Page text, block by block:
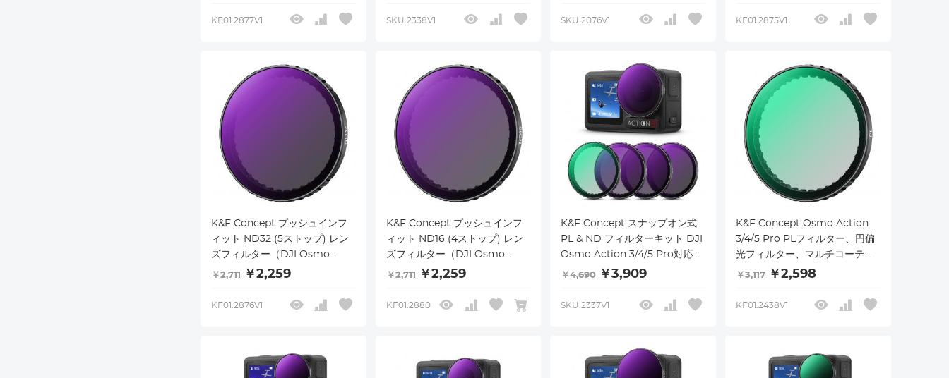
ー（DJI Osmo Action 4
KF01.2877V1
ルデンシティフィルター Osmo
SKU.2338V1
スフィルター Osmo Action
SKU.2076V1
ティング ニュートラルデンシテ
KF01.2875V1
K&F Concept プッシュインフ
ィット ND32 (5ストップ) レン
ズフィルター（DJI Osmo
Action 5 Pro/Osmo Action
マルチコーティング ニュートラ
￥2,711￥2,259
KF01.2876V1
K&F Concept プッシュインフ
ィット ND16 (4ストップ) レン
ズフィルター（DJI Osmo
Action 5 Pro/Osmo Action
マルチコーティング ニュートラ
￥2,711￥2,259
KF01.2880
K&F Concept スナップオン式
PL & ND フィルターキット DJI
Osmo Action 3/4/5 Pro対応、
4個パック プッシュイン式 PL
ラルデンシティフィルター、
￥4,690 ￥3,909
SKU.2337V1
K&F Concept Osmo Action
3/4/5 Pro PLフィルター、円偏
光フィルター、マルチコーティ
ングフィルター付き最高級光学
￥3,117￥2,598
KF01.2438V1